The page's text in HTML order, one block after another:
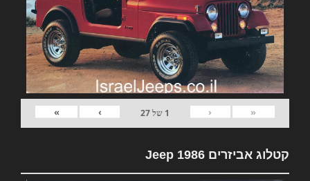
«
‹
1 של27
›
»
קטלוג אביזרים Jeep 1986